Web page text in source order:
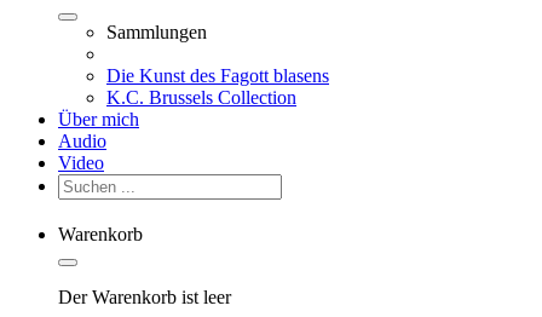
Sammlungen
Die Kunst des Fagott blasens
K.C. Brussels Collection
Über mich
Audio
Video
Warenkorb
Der Warenkorb ist leer